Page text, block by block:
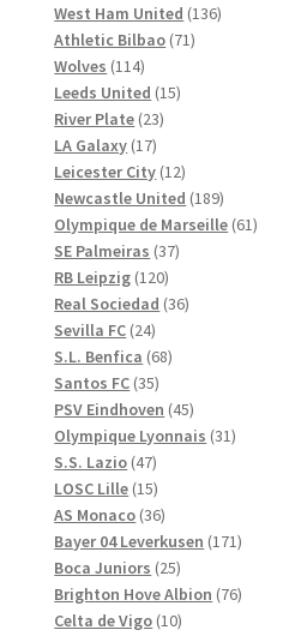
produkter
West Ham United 136136
Athletic Bilbao 7171
Wolves 114114
produkter
Leeds United 1515
River Plate 2323
LA Galaxy 1717
produkter
Leicester City 1212
produkter
Newcastle United 189189
produkter
Olympique de Marseille 6161
SE Palmeiras 3737
RB Leipzig 120120
produkter
Real Sociedad 3636
Sevilla FC 2424
produkter
S.L. Benfica 6868
Santos FC 3535
produkter
PSV Eindhoven 4545
produkter
Olympique Lyonnais 3131
S.S. Lazio 4747
produkter
LOSC Lille 1515
produkter
AS Monaco 3636
produkter
Bayer 04 Leverkusen 171171
Boca Juniors 2525
produkter
Brighton Hove Albion 7676
Celta de Vigo 1010